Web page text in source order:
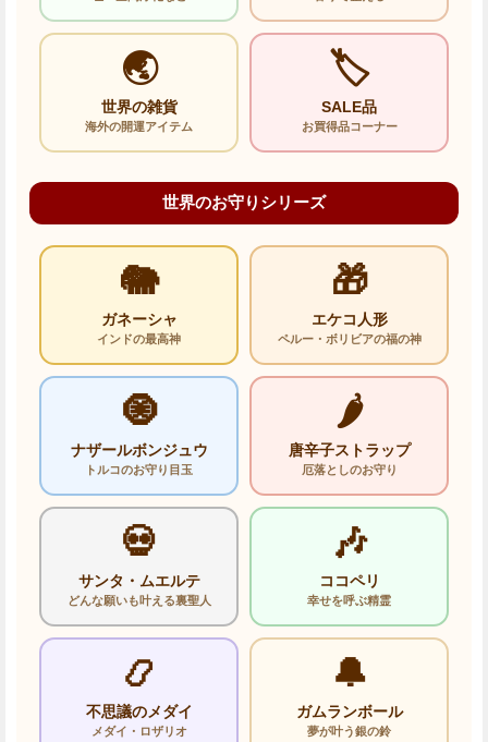
🌏
世界の雑貨
海外の開運アイテム
🏷️
SALE品
お買得品コーナー
世界のお守りシリーズ
🐘
ガネーシャ
インドの最高神
🎁
エケコ人形
ペルー・ボリビアの福の神
🧿
ナザールボンジュウ
トルコのお守り目玉
🌶️
唐辛子ストラップ
厄落としのお守り
💀
サンタ・ムエルテ
どんな願いも叶える裏聖人
🎶
ココペリ
幸せを呼ぶ精霊
📿
不思議のメダイ
メダイ・ロザリオ
🔔
ガムランボール
夢が叶う銀の鈴